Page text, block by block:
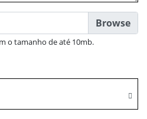
o tamanho de até 10mb.